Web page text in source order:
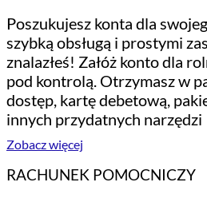
Poszukujesz konta dla
szybką obsługą i prostymi
znalazłeś! Załóż konto dla
pod kontrolą. Otrzymasz w
dostęp, kartę debetową,
innych przydatnych narzędzi
Zobacz więcej
RACHUNEK POMOCNICZY